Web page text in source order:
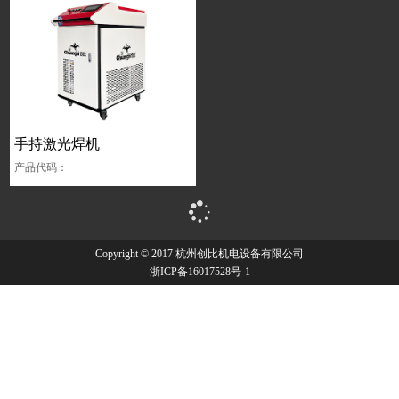
手持激光焊机
产品代码：
Copyright © 2017 杭州创比机电设备有限公司
浙ICP备16017528号-1